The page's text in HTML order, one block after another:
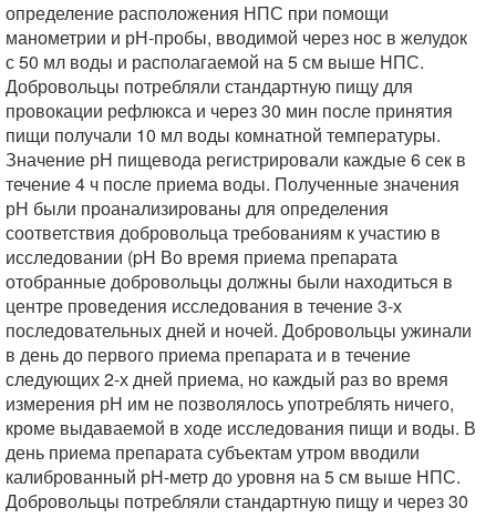
определение расположения НПС при помощи
манометрии и рН-пробы, вводимой через нос в желудок
с 50 мл воды и располагаемой на 5 см выше НПС.
Добровольцы потребляли стандартную пищу для
провокации рефлюкса и через 30 мин после принятия
пищи получали 10 мл воды комнатной температуры.
Значение рН пищевода регистрировали каждые 6 сек в
течение 4 ч после приема воды. Полученные значения
рН были проанализированы для определения
соответствия добровольца требованиям к участию в
исследовании (pH Во время приема препарата
отобранные добровольцы должны были находиться в
центре проведения исследования в течение 3-х
последовательных дней и ночей. Добровольцы ужинали
в день до первого приема препарата и в течение
следующих 2-х дней приема, но каждый раз во время
измерения рН им не позволялось употреблять ничего,
кроме выдаваемой в ходе исследования пищи и воды. В
день приема препарата субъектам утром вводили
калиброванный рН-метр до уровня на 5 см выше НПС.
Добровольцы потребляли стандартную пищу и через 30